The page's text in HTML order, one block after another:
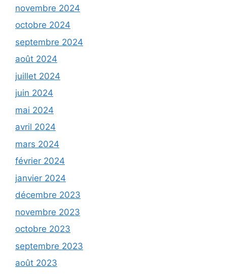
novembre 2024
octobre 2024
septembre 2024
août 2024
juillet 2024
juin 2024
mai 2024
avril 2024
mars 2024
février 2024
janvier 2024
décembre 2023
novembre 2023
octobre 2023
septembre 2023
août 2023